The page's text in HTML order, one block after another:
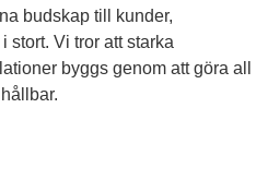
budskap till kunder,
stort. Vi tror att starka
byggs genom att göra all